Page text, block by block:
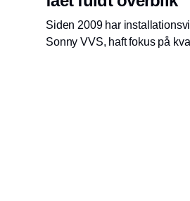
Siden 2009 har
Sonny VVS, haft fokus på